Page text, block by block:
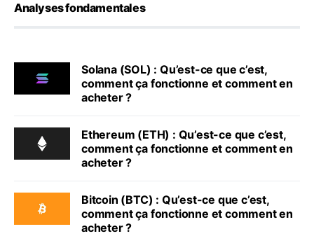
Analyses fondamentales
Solana (SOL) : Qu’est-ce que c’est,
comment ça fonctionne et comment en
acheter ?
Ethereum (ETH) : Qu’est-ce que c’est,
comment ça fonctionne et comment en
acheter ?
Bitcoin (BTC) : Qu’est-ce que c’est,
comment ça fonctionne et comment en
acheter ?